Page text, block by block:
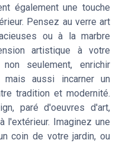
également une touche
Pensez au verre art
ou à la marbre
artistique à votre
seulement, enrichir
mais aussi incarner un
tradition et modernité.
paré d'oeuvres d'art,
l'extérieur. Imaginez une
coin de votre jardin, ou